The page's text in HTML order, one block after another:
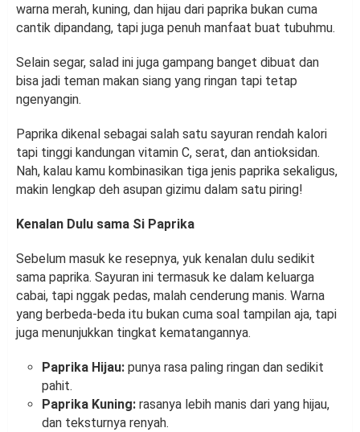
warna merah, kuning, dan hijau dari paprika bukan cuma
cantik dipandang, tapi juga penuh manfaat buat tubuhmu.
Selain segar, salad ini juga gampang banget dibuat dan
bisa jadi teman makan siang yang ringan tapi tetap
ngenyangin.
Paprika dikenal sebagai salah satu sayuran rendah kalori
tapi tinggi kandungan vitamin C, serat, dan antioksidan.
Nah, kalau kamu kombinasikan tiga jenis paprika sekaligus,
makin lengkap deh asupan gizimu dalam satu piring!
Kenalan Dulu sama Si Paprika
Sebelum masuk ke resepnya, yuk kenalan dulu sedikit
sama paprika. Sayuran ini termasuk ke dalam keluarga
cabai, tapi nggak pedas, malah cenderung manis. Warna
yang berbeda-beda itu bukan cuma soal tampilan aja, tapi
juga menunjukkan tingkat kematangannya.
Paprika Hijau: punya rasa paling ringan dan sedikit
pahit.
Paprika Kuning: rasanya lebih manis dari yang hijau,
dan teksturnya renyah.